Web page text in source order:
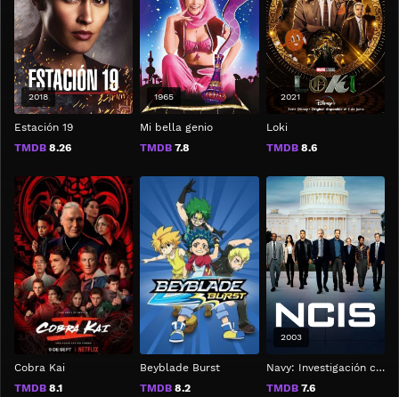
Estación 19
TMDB 8.26
2018
Mi bella genio
TMDB 7.8
1965
Loki
TMDB8.6
2021
Cobra Kai
TMDB 8.1
Beyblade Burst
TMDB 8.2
Navy: Investigación criminal
TMDB7.6
2003